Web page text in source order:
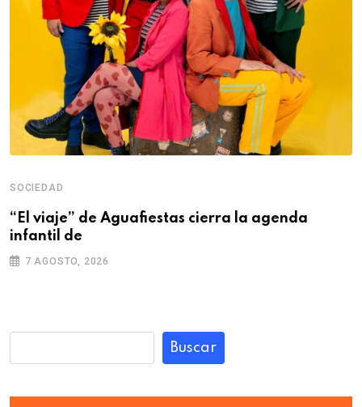
SOCIEDAD
“El viaje” de Aguafiestas cierra la agenda
infantil de
7 AGOSTO, 2026
Buscar